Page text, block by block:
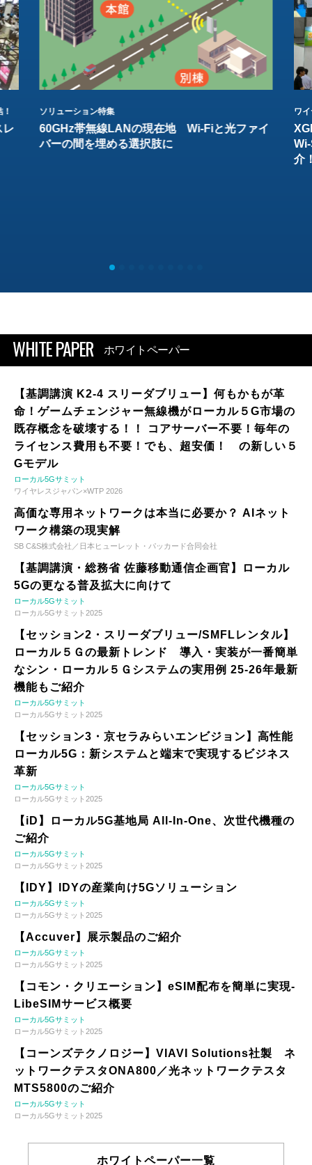
レ
ソリューション特集
60GHz帯無線LANの現在地 Wi-Fiと光ファイ
バーの間を埋める選択肢に
ワ
介
WHITE PAPER ホワイトペーパー
【基調講演 K2-4 スリーダブリュー】何もかもが革
命！ゲームチェンジャー無線機がローカル５G市場の
既存概念を破壊する！！ コアサーバー不要！毎年の
ライセンス費用も不要！でも、超安価！ の新しい５
Gモデル
ローカル5Gサミット
ワイヤレスジャパン×WTP 2026
高価な専用ネットワークは本当に必要か？ AIネット
ワーク構築の現実解
SB C&S株式会社／日本ヒューレット・パッカード合同会社
【基調講演・総務省 佐藤移動通信企画官】ローカル
5Gの更なる普及拡大に向けて
ローカル5Gサミット
ローカル5Gサミット2025
【セッション2・スリーダブリュー/SMFLレンタル】
ローカル５Ｇの最新トレンド 導入・実装が一番簡単
なシン・ローカル５Ｇシステムの実用例 25-26年最新
機能もご紹介
ローカル5Gサミット
ローカル5Gサミット2025
【セッション3・京セラみらいエンビジョン】高性能
ローカル5G：新システムと端末で実現するビジネス
革新
ローカル5Gサミット
ローカル5Gサミット2025
【iD】ローカル5G基地局 All-In-One、次世代機種の
ご紹介
ローカル5Gサミット
ローカル5Gサミット2025
【IDY】IDYの産業向け5Gソリューション
ローカル5Gサミット
ローカル5Gサミット2025
【Accuver】展示製品のご紹介
ローカル5Gサミット
ローカル5Gサミット2025
【コモン・クリエーション】eSIM配布を簡単に実現-
LibeSIMサービス概要
ローカル5Gサミット
ローカル5Gサミット2025
【コーンズテクノロジー】VIAVI Solutions社製 ネ
ットワークテスタONA800／光ネットワークテスタ
MTS5800のご紹介
ローカル5Gサミット
ローカル5Gサミット2025
ホワイトペーパー一覧